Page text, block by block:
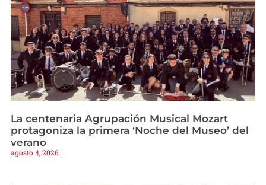
La centenaria Agrupación Musical Mozart
protagoniza la primera ‘Noche del Museo’ del
verano
agosto 4, 2026